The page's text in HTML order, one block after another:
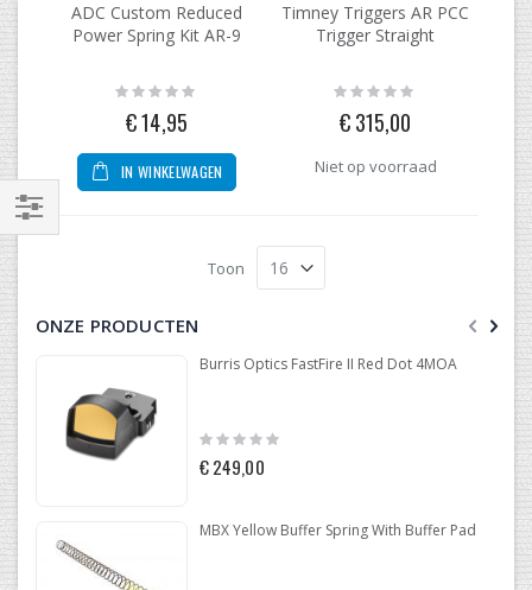
ADC Custom Reduced
Power Spring Kit AR-9
Rating:
0%
€ 14,95
IN WINKELWAGEN
Timney Triggers AR PCC
Trigger Straight
Rating:
0%
€ 315,00
Niet op voorraad
Toon
Filteren
ONZE PRODUCTEN
Burris Optics FastFire II Red Dot 4MOA
Rating:
0%
€ 249,00
MBX Yellow Buffer Spring With Buffer Pad